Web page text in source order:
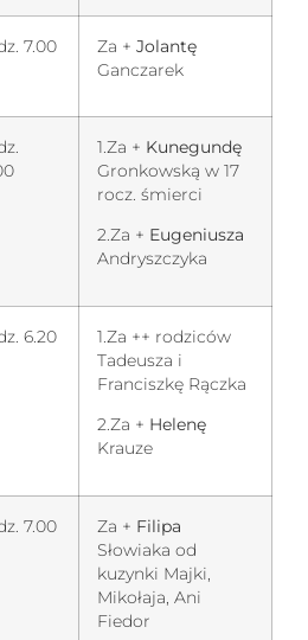
7.00 Za + Jolantę
Ganczarek
1.Za + Kunegundę
Gronkowską w 17
rocz. śmierci
2.Za + Eugeniusza
Andryszczyka
6.20
1.Za ++ rodziców
Tadeusza i
Franciszkę Rączka
2.Za + Helenę
Krauze
7.00 Za + Filipa
Słowiaka od
kuzynki Majki,
Mikołaja, Ani
Fiedor